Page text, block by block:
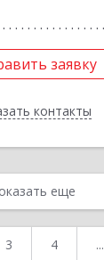
заявку
контакты
заявку
Назад
еще
3 4 ...